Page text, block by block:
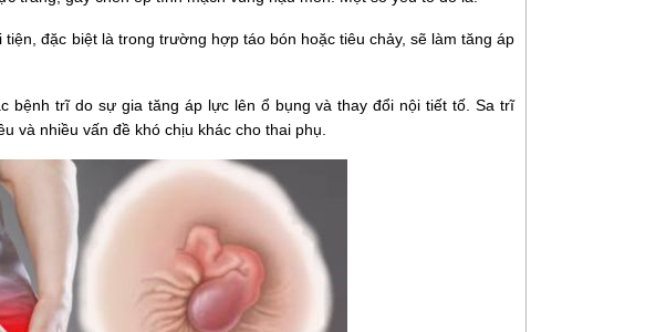
tiện, đặc biệt là trong trường hợp táo bón hoặc tiêu chảy, sẽ làm tăng áp
bệnh trĩ do sự gia tăng áp lực lên ổ bụng và thay đổi nội tiết tố. Sa trĩ
và nhiều vấn đề khó chịu khác cho thai phụ.